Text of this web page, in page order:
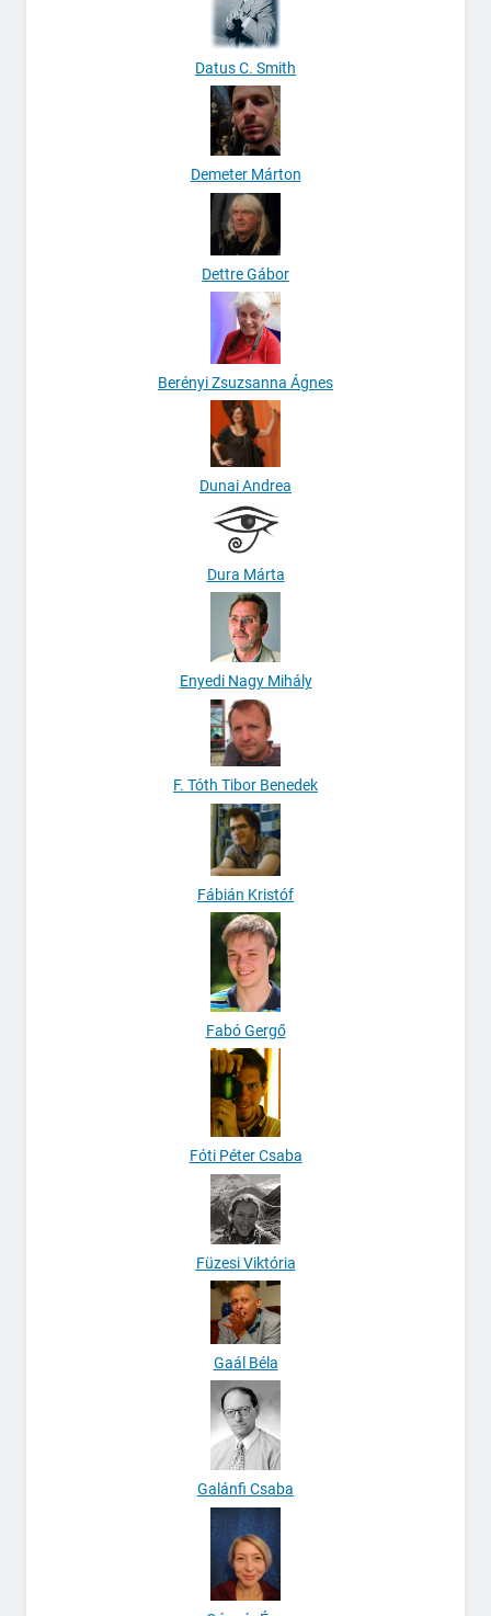
Datus C. Smith
Demeter Márton
Dettre Gábor
Berényi Zsuzsanna Ágnes
Dunai Andrea
Dura Márta
Enyedi Nagy Mihály
F. Tóth Tibor Benedek
Fábián Kristóf
Fabó Gergő
Fóti Péter Csaba
Füzesi Viktória
Gaál Béla
Galánfi Csaba